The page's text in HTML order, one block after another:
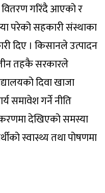
वितरण गरिंदै आएको र
परेको सहकारी संस्थाका
दिए । किसानले उत्पादन
तहकै सरकारले
दिवा खाजा
समावेश गर्ने नीति
देखिएको समस्या
स्वास्थ्य तथा पोषणमा